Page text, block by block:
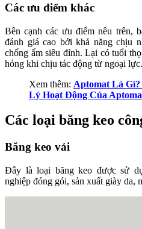
Các ưu điểm khác
Bên cạnh các ưu điểm nêu trên,
đánh giá cao bởi khả năng chịu
chống ẩm siêu đỉnh. Lại có tuổi
hỏng khi chịu tác động từ ngoại lực.
Xem thêm: Aptomat Là
Lý Hoạt Động Của
Các loại băng keo
Băng keo vải
Đây là loại băng keo được sử
nghiệp đóng gói, sản xuất giày da,